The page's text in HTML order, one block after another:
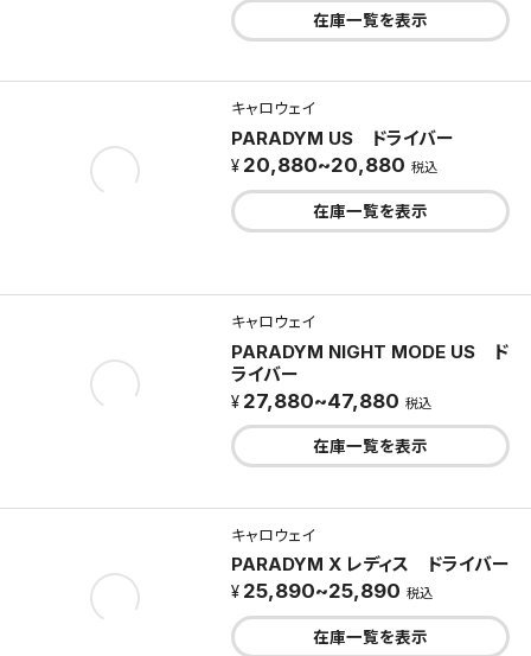
在庫一覧を表示
キャロウェイ
PARADYM US ドライバー
20,880~20,880 税込
在庫一覧を表示
キャロウェイ
PARADYM NIGHT MODE US ド
ライバー
27,880~47,880 税込
在庫一覧を表示
キャロウェイ
PARADYM X レディス ドライバー
25,890~25,890 税込
在庫一覧を表示